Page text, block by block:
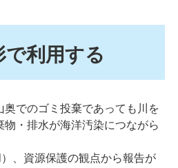
利用する
でのゴミ投棄であっても川を
・排水が海洋汚染につながら
、資源保護の観点から報告が